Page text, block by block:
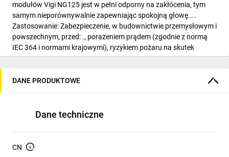
modułów Vigi NG125 jest w pełni odporny na zakłócenia, tym
samym nieporównywalnie zapewniając spokojną głowę....
Zastosowanie: Zabezpieczenie, w budownictwie przemysłowym i
powszechnym, przed: ., porażeniem prądem (zgodnie z normą
IEC 364 i normami krajowymi), ryzykiem pożaru na skutek
upływu prądu w materiałach budowlanych..
DANE PRODUKTOWE
Dane techniczne
CN